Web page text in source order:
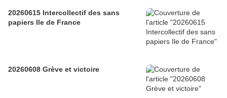
20260615 Intercollectif des sans
papiers Ile de France
20260608 Grève et victoire